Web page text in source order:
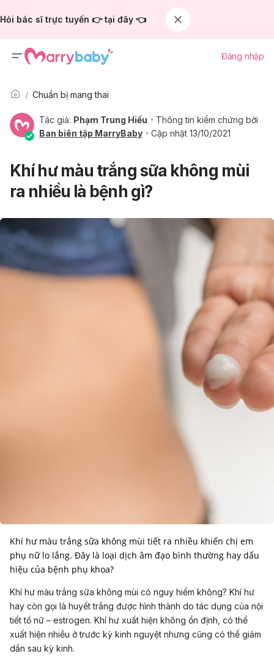
Hỏi bác sĩ trực tuyến 👉 tại đây 👈
Đăng nhập
Chuẩn bị mang thai
Tác giả: Phạm Trung Hiếu
Thông tin kiểm chứng bởi
Ban biên tập MarryBaby
Cập nhật 13/10/2021
Khí hư màu trắng sữa không mùi
ra nhiều là bệnh gì?
Khí hư màu trắng sữa không mùi tiết ra nhiều khiến chị em
phụ nữ lo lắng. Đây là loại dịch âm đạo bình thường hay dấu
hiệu của bệnh phụ khoa?
Khí hư màu trắng sữa không mùi có nguy hiểm không? Khí hư
hay còn gọi là huyết trắng được hình thành do tác dụng của nội
tiết tố nữ – estrogen. Khí hư xuất hiện không ổn định, có thể
xuất hiện nhiều ở trước kỳ kinh nguyệt nhưng cũng có thể giảm
dần sau kỳ kinh.